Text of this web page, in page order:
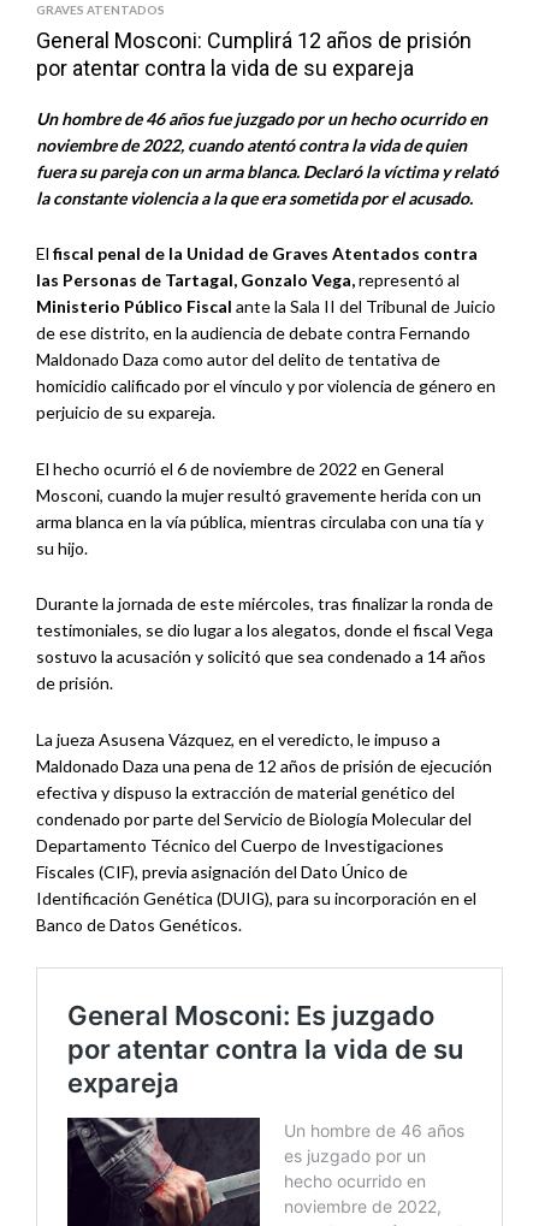
GRAVES ATENTADOS
General Mosconi: Cumplirá 12 años de prisión
por atentar contra la vida de su expareja
Un hombre de 46 años fue juzgado por un hecho ocurrido en
noviembre de 2022, cuando atentó contra la vida de quien
fuera su pareja con un arma blanca. Declaró la víctima y relató
la constante violencia a la que era sometida por el acusado.
El fiscal penal de la Unidad de Graves Atentados contra
las Personas de Tartagal, Gonzalo Vega,representó al
Ministerio Público Fiscal ante la Sala II del Tribunal de Juicio
de ese distrito, en la audiencia de debate contra Fernando
Maldonado Daza como autor del delito de tentativa de
homicidio calificado por el vínculo y por violencia de género en
perjuicio de su expareja.
El hecho ocurrió el 6 de noviembre de 2022 en General
Mosconi, cuando la mujer resultó gravemente herida con un
arma blanca en la vía pública, mientras circulaba con una tía y
su hijo.
Durante la jornada de este miércoles, tras finalizar la ronda de
testimoniales, se dio lugar a los alegatos, donde el fiscal Vega
sostuvo la acusación y solicitó que sea condenado a 14 años
de prisión.
La jueza Asusena Vázquez, en el veredicto, le impuso a
Maldonado Daza una pena de 12 años de prisión de ejecución
efectiva y dispuso la extracción de material genético del
condenado por parte del Servicio de Biología Molecular del
Departamento Técnico del Cuerpo de Investigaciones
Fiscales (CIF), previa asignación del Dato Único de
Identificación Genética (DUIG), para su incorporación en el
Banco de Datos Genéticos.